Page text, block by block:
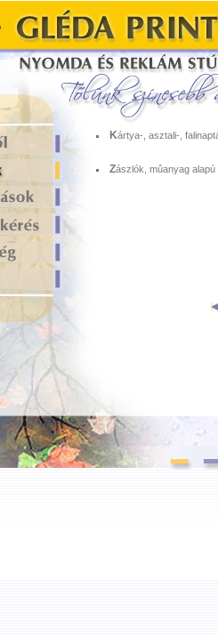
Kártya-, asztali-,
Zászlók, mûanyag alapú